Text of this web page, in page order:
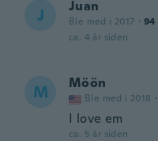
J Juan
Ble med i 2017 · 94
ca. 4 år siden
M Möön
Ble med i 2018 ·
I love em
ca. 5 år siden